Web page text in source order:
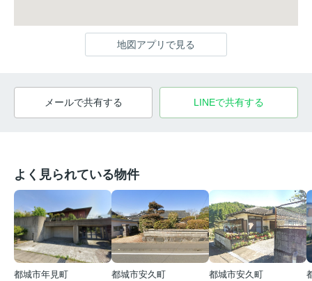
地図アプリで見る
メールで共有する LINEで共有する
よく見られている物件
都城市年見町
都城市安久町
都城市安久町